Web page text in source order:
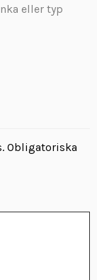
eller typ
Obligatoriska